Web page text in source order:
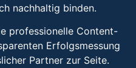
nachhaltig binden.
professionelle Content-
Erfolgsmessung
Partner zur Seite.